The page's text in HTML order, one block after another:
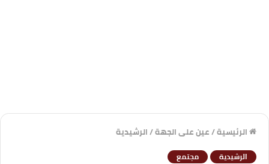
الرئيسية/عين على الجهة/الرشيدية
الرشيدية مجتمع